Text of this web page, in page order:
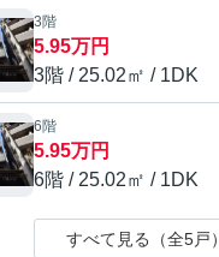
3階
5.95万円
3階 / 25.02㎡ / 1DK
6階
5.95万円
6階 / 25.02㎡ / 1DK
すべて見る（全5戸）